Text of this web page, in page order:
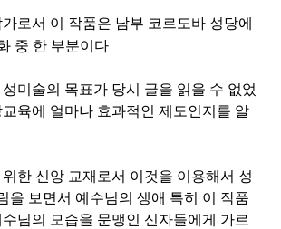
로서 이 작품은 남부 코르도바 성당에
중 한 부분이다
미술의 목표가 당시 글을 읽을 수 없었
육에 얼마나 효과적인 제도인지를 알
한 신앙 교재로서 이것을 이용해서 성
을 보면서 예수님의 생애 특히 이 작품
님의 모습을 문맹인 신자들에게 가르